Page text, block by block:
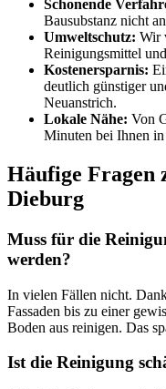
Schonende
Bausubstanz nicht
Umweltschutz: Wir
Reinigungsmittel
Kostenersparnis:
deutlich günstiger
Neuanstrich.
Lokale Nähe: Von
Minuten bei Ihnen
Häufige Fragen
Dieburg
Muss für die
werden?
In vielen Fällen nicht.
Fassaden bis zu einer
Boden aus reinigen. Das
Ist die Reinigung